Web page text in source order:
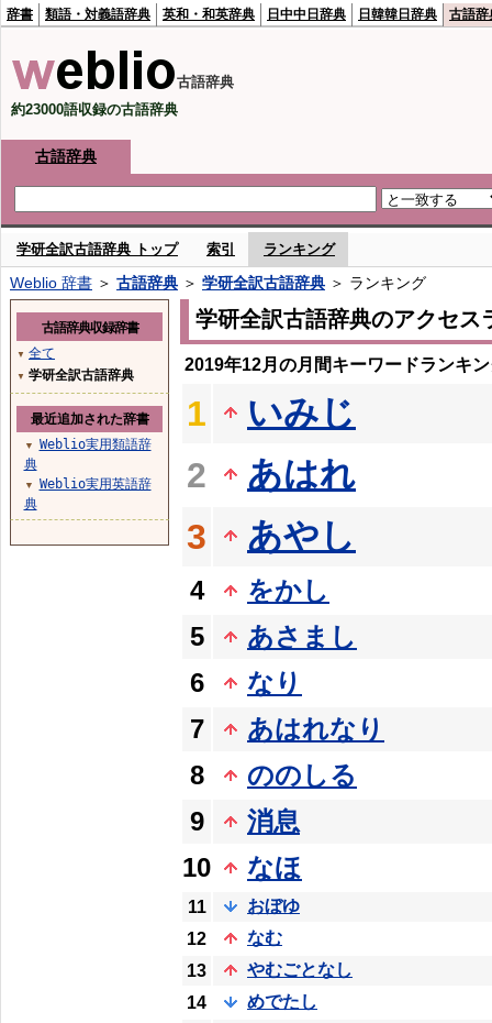
辞書 類語・対義語辞典 英和・和英辞典 日中中日辞典 日韓韓日辞典 古語辞
古語辞典
約23000語収録の古語辞典
古語辞典
学研全訳古語辞典 トップ 索引 ランキング
Weblio 辞書 ＞ 古語辞典 ＞ 学研全訳古語辞典 ＞ ランキング
学研全訳古語辞典のアクセス
2019年12月の月間キーワードランキ
1
いみじ
2
あはれ
3
あやし
4
をかし
5
あさまし
6
なり
7
あはれなり
8
ののしる
9
消息
10
なほ
11
おぼゆ
12
なむ
13
やむごとなし
14
めでたし
古語辞典収録辞書
▼ 全て
▼ 学研全訳古語辞典
最近追加された辞書
▼
Weblio実用類語辞
典
▼
Weblio実用英語辞
典